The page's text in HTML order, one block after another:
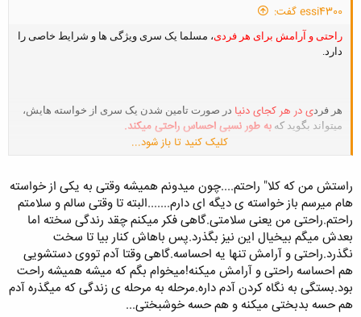
essi4300 گفت:
راحتی و آرامش برای هر فردی، مسلما یک سری ویژگی ها و شرایط خاصی را
دارد.
هر فردی در هر کجای دنیا در صورت تامین شدن یک سری از خواسته هایش،
میتواند بگوید که به طور نسبی احساس راحتی میکند.
راحتی کرده ایدیاخواهید کرد؟
2- پس از فارغ التحصیلی و گرفتن مدرک دانشگاهی
3- پس از پایان خدمت سربازی برای آقایان
کلیک کنید تا باز شود...
راستش من که کلا" راحتم....چون میدونم همیشه وقتی به یکی از خواسته
هام میرسم باز خواسته ی دیگه ای دارم.......البته تا وقتی سالم و سلامتم
راحتم.راحتی من یعنی سلامتی.گاهی فکر میکنم چقد رندگی سخته اما
بعدش میگم بیخیال این نیز بگذرد.پس باهاش کنار بیا تا سخت
نگذرد.راحتی و آرامش تنها یه احساسه.گاهی وقتا آدم تووی دستشویی
هم احساسه راحتی و آرامش میکنه!میخوام بگم که میشه همیشه راحت
بود.بستگی به نگاه کردن آدم داره.مرحله به مرحله ی زندگی که میگذره آدم
هم حسه بدبختی میکنه و هم حسه خوشبختی...